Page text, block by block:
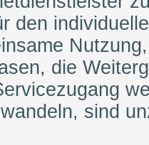
den
die
sind